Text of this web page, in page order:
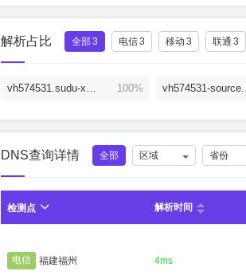
解析占比 全部3 电信3 移动 3 联通 3
vh574531.sudu-xu9b.com. 100%
DNS查询详情 全部 区域 省份
检测点 解析时间
电信 福建福州 4ms